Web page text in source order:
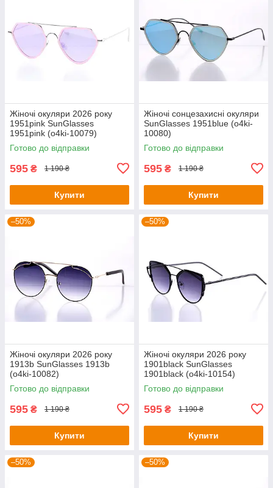
Жіночі окуляри 2026 року
1951pink SunGlasses
1951pink (o4ki-10079)
Готово до відправки
595 ₴ 1 190 ₴
Купити
Жіночі сонцезахисні окуляри
SunGlasses 1951blue (o4ki-
10080)
Готово до відправки
595 ₴ 1 190 ₴
Купити
–50%
Жіночі окуляри 2026 року
1913b SunGlasses 1913b
(o4ki-10082)
Готово до відправки
595 ₴ 1 190 ₴
Купити
–50%
Жіночі окуляри 2026 року
1901black SunGlasses
1901black (o4ki-10154)
Готово до відправки
595 ₴ 1 190 ₴
Купити
–50% –50%